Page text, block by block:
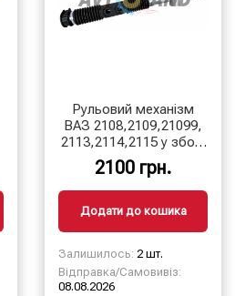
Рульовий механізм
ВАЗ 2108,2109,21099,
2113,2114,2115 у зборі
(без тяг)
2100 грн.
Додати до кошика
Залишилось: 2 шт.
Відправка/Самовивіз:
08.08.2026